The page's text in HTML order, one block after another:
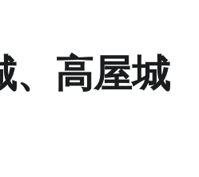
、高屋城